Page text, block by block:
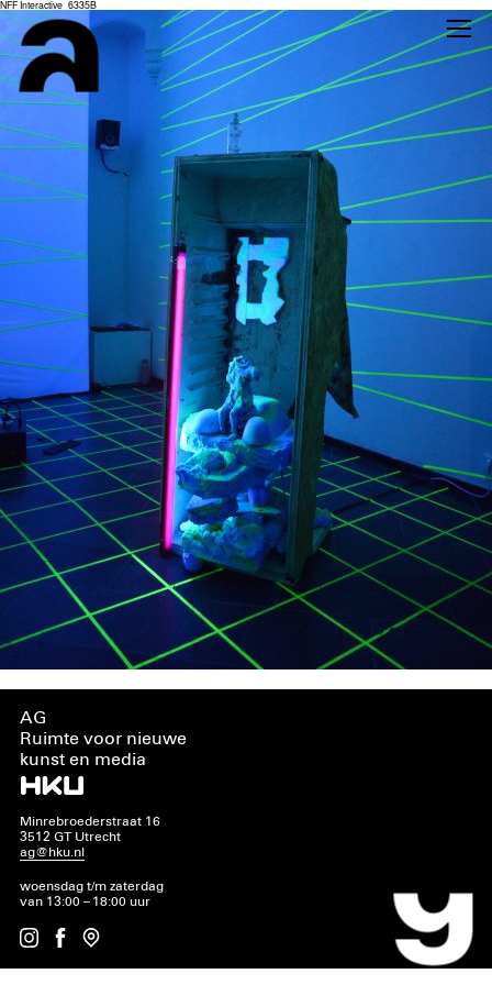
NFF Interactive_6335B
AG
Ruimte voor nieuwe
kunst en media
Minrebroederstraat 16
3512 GT Utrecht
ag@hku.nl
woensdag t/m zaterdag
van 13:00 – 18:00 uur